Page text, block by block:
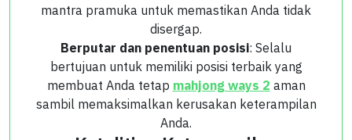
mantra pramuka untuk memastikan Anda tidak
disergap.
Berputar dan penentuan posisi: Selalu
bertujuan untuk memiliki posisi terbaik yang
membuat Anda tetap mahjong ways 2 aman
sambil memaksimalkan kerusakan keterampilan
Anda.